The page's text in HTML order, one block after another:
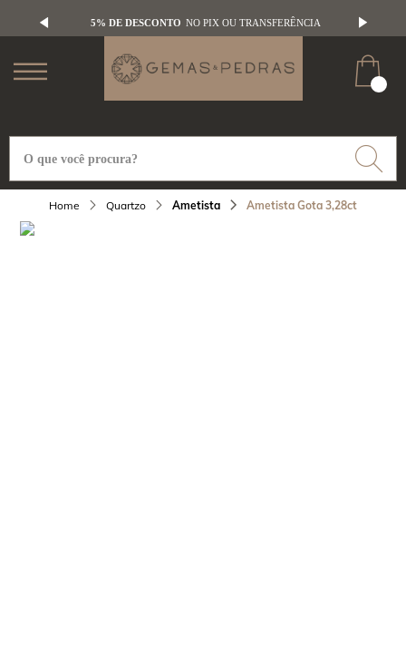
5% DE DESCONTO NO PIX OU TRANSFERÊNCIA
Quartzo Ametista Ametista Gota 3,28ct